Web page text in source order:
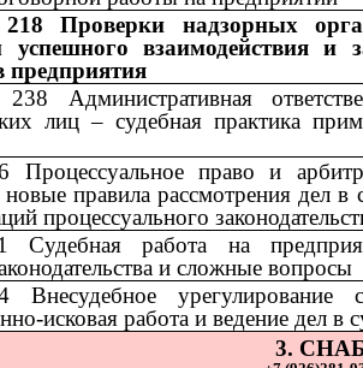
Проверки надзорных
успешного взаимодействия и
предприятия
Административная
лиц – судебная практика
Процессуальное право и
правила рассмотрения дел в
процессуального
Судебная работа на
и сложные вопросы
Внесудебное урегулирование
исковая работа и ведение дел в
3.